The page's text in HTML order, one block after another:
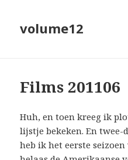
volume12
Films 201106
Huh, en toen kreeg ik
lijstje bekeken. En twee-
heb ik het eerste